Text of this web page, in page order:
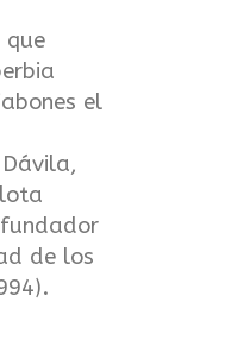
que
el
de los